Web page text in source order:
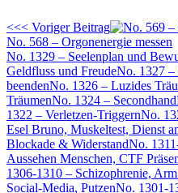
<<< Voriger Beitrag
No. 568 – Orgonenergie messen
No. 1329 – Seelenplan und
Geldfluss und FreudeNo. 1327 –
beendenNo. 1326 – Luzides
TräumenNo. 1324 – Secondhand
1322 – Verletzen-TriggernNo.
Esel Bruno, Muskeltest, Dienst
Blockade & WiderstandNo.
Aussehen Menschen, CTF
1306-1310 – Schizophrenie,
Social-Media, PutzenNo. 1301-